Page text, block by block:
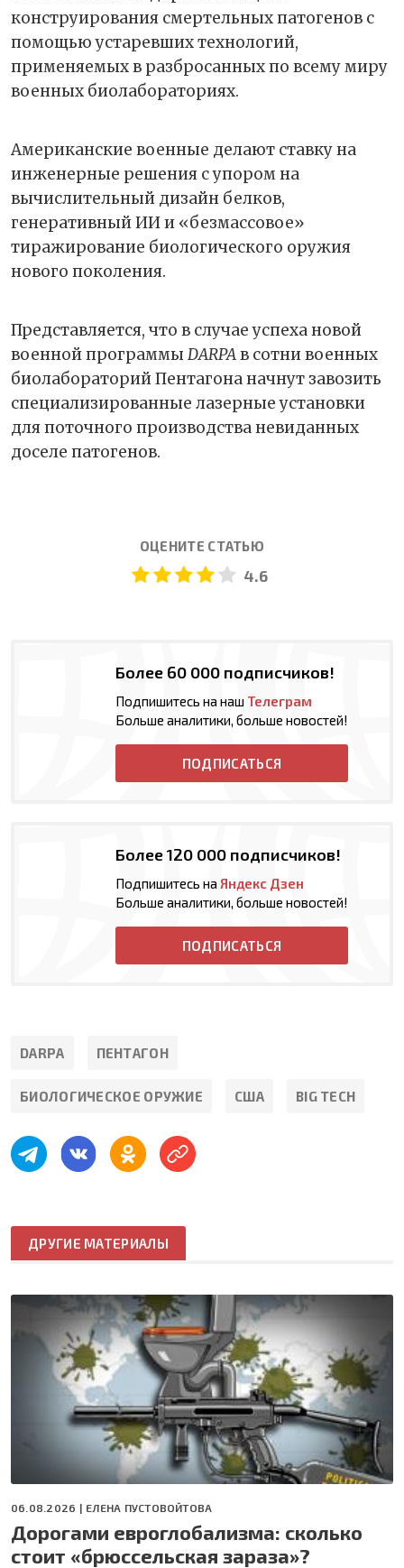
конструирования смертельных патогенов с
помощью устаревших технологий,
применяемых в разбросанных по всему миру
военных биолабораториях.
Американские военные делают ставку на
инженерные решения с упором на
вычислительный дизайн белков,
генеративный ИИ и «безмассовое»
тиражирование биологического оружия
нового поколения.
Представляется, что в случае успеха новой
военной программы DARPAв сотни военных
биолабораторий Пентагона начнут завозить
специализированные лазерные установки
для поточного производства невиданных
доселе патогенов.
ОЦЕНИТЕ СТАТЬЮ
4.6
Более 60 000 подписчиков!
Подпишитесь на наш Телеграм
Больше аналитики, больше новостей!
ПОДПИСАТЬСЯ
Более 120 000 подписчиков!
Подпишитесь на Яндекс Дзен
Больше аналитики, больше новостей!
ПОДПИСАТЬСЯ
DARPA ПЕНТАГОН
БИОЛОГИЧЕСКОЕ ОРУЖИЕ США BIG TECH
ДРУГИЕ МАТЕРИАЛЫ
06.08.2026 | ЕЛЕНА ПУСТОВОЙТОВА
Дорогами евроглобализма: сколько
стоит «брюссельская зараза»?